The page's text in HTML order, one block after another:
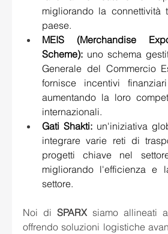
migliorando la connettività
paese.
MEIS (Merchandise
Scheme): uno schema
Generale del Commercio
fornisce incentivi
aumentando la loro
internazionali.
Gati Shakti: un'iniziativa
integrare varie reti di
progetti chiave nel
migliorando l'efficienza e
settore.
Noi di SPARX siamo allineati
offrendo soluzioni logistiche